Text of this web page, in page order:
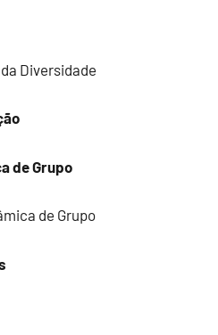
Diversidade
de Grupo
de Grupo